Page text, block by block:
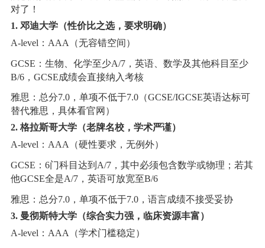
对了！
1. 邓迪大学（性价比之选，要求明确）
A-level：AAA（无容错空间）
GCSE：生物、化学至少A/7，英语、数学及其他科目至少
B/6，GCSE成绩会直接纳入考核
雅思：总分7.0，单项不低于7.0（GCSE/IGCSE英语达标可
替代雅思，具体看官网）
2. 格拉斯哥大学（老牌名校，学术严谨）
A-level：AAA（硬性要求，无例外）
GCSE：6门科目达到A/7，其中必须包含数学或物理；若其
他GCSE全是A/7，英语可放宽至B/6
雅思：总分7.0，单项不低于7.0，语言成绩不接受妥协
3. 曼彻斯特大学（综合实力强，临床资源丰富）
A-level：AAA（学术门槛稳定）